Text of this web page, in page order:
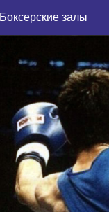
Боксерские залы